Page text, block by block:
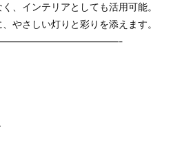
、インテリアとしても活用可能。
やさしい灯りと彩りを添えます。